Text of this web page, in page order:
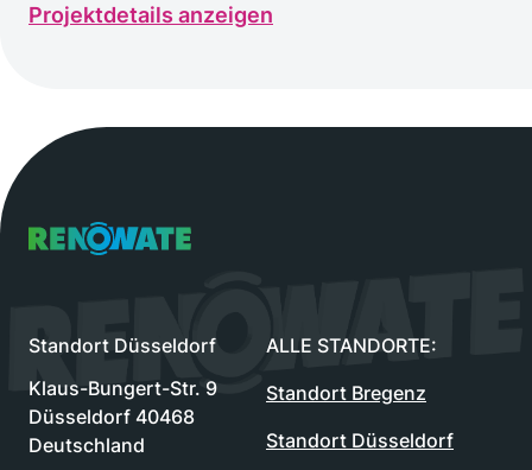
Projektdetails anzeigen
Renowate Logo
Standort Düsseldorf
Klaus-Bungert-Str. 9
Düsseldorf 40468
Deutschland
ALLE STANDORTE:
Standort Bregenz
Standort Düsseldorf